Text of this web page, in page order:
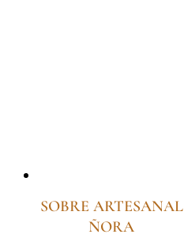
SOBRE ARTESANAL
ÑORA